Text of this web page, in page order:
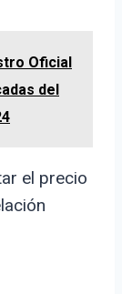
Oficial
del
el precio